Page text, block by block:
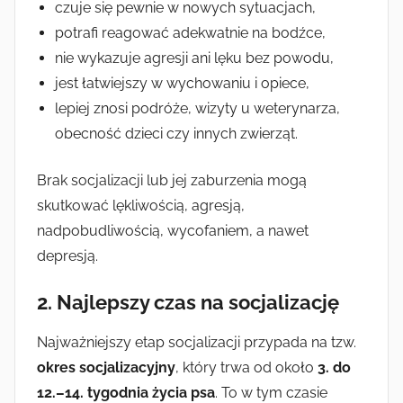
czuje się pewnie w nowych sytuacjach,
potrafi reagować adekwatnie na bodźce,
nie wykazuje agresji ani lęku bez powodu,
jest łatwiejszy w wychowaniu i opiece,
lepiej znosi podróże, wizyty u weterynarza,
obecność dzieci czy innych zwierząt.
Brak socjalizacji lub jej zaburzenia mogą
skutkować lękliwością, agresją,
nadpobudliwością, wycofaniem, a nawet
depresją.
2. Najlepszy czas na socjalizację
Najważniejszy etap socjalizacji przypada na tzw.
okres socjalizacyjny, który trwa od około 3. do
12.–14. tygodnia życia psa. To w tym czasie